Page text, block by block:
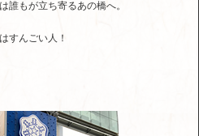
誰もが立ち寄るあの橋へ。
すんごい人！